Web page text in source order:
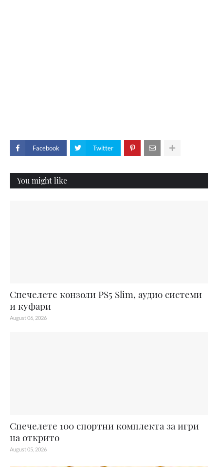
Facebook Twitter
You might like
Спечелете конзоли PS5 Slim, аудио системи
и куфари
August 06, 2026
Спечелете 100 спортни комплекта за игри
на открито
August 05, 2026